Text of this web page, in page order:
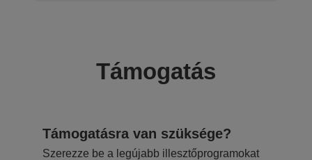
Támogatás
Támogatásra van szüksége?
Szerezze be a legújabb illesztőprogramokat